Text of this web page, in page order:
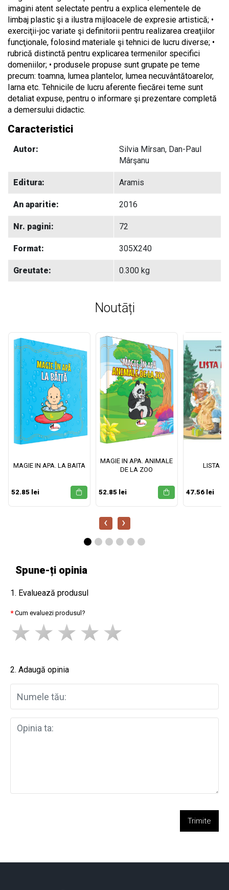
imagini atent selectate pentru a explica elementele de
limbaj plastic şi a ilustra mijloacele de expresie artistică; •
exerciţii-joc variate şi definitorii pentru realizarea creaţiilor
funcţionale, folosind materiale şi tehnici de lucru diverse; •
rubrică distinctă pentru explicarea termenilor specifici
domeniilor; • produsele propuse sunt grupate pe teme
precum: toamna, lumea plantelor, lumea necuvântătoarelor,
Iarna etc. Tehnicile de lucru aferente fiecărei teme sunt
detaliat expuse, pentru o informare şi prezentare completă
a demersului didactic.
Caracteristici
Autor:
Silvia Mîrsan, Dan-Paul
Mârşanu
Editura: Aramis
An aparitie: 2016
Nr. pagini: 72
Format: 305X240
Greutate: 0.300 kg
Noutāți
MAGIE IN APA. LA BAITA
52.85 lei
MAGIE IN APA. ANIMALE
DE LA ZOO
52.85 lei
LISTA
47.56 lei
‹ ›
Spune-ți opinia
1. Evaluează produsul
Cum evaluezi produsul?
2. Adaugă opinia
Trimite